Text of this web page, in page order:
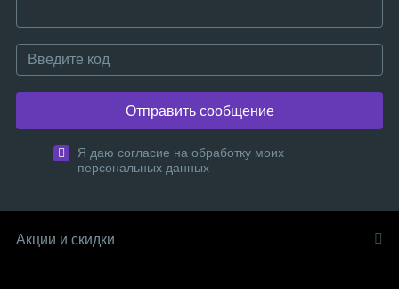
Отправить сообщение
Я даю согласие на обработку моих
персональных данных
Акции и скидки